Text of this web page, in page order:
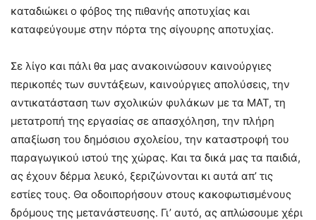
καταδιώκει ο φόβος της πιθανής αποτυχίας και
καταφεύγουμε στην πόρτα της σίγουρης αποτυχίας.
Σε λίγο και πάλι θα μας ανακοινώσουν καινούργιες
περικοπές των συντάξεων, καινούργιες απολύσεις, την
αντικατάσταση των σχολικών φυλάκων με τα ΜΑΤ, τη
μετατροπή της εργασίας σε απασχόληση, την πλήρη
απαξίωση του δημόσιου σχολείου, την καταστροφή του
παραγωγικού ιστού της χώρας. Και τα δικά μας τα παιδιά,
ας έχουν δέρμα λευκό, ξεριζώνονται κι αυτά απ’ τις
εστίες τους. Θα οδοιπορήσουν στους κακοφωτισμένους
δρόμους της μετανάστευσης. Γι’ αυτό, ας απλώσουμε χέρι